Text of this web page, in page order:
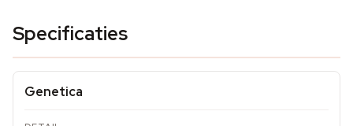
Specificaties
Genetica